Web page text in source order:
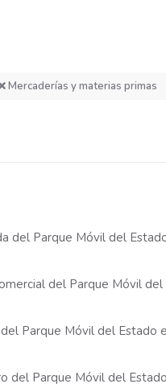
Mercaderías y materias primas
del Parque Móvil del
del Parque Móvil del
Parque Móvil del Estado
del Parque Móvil del